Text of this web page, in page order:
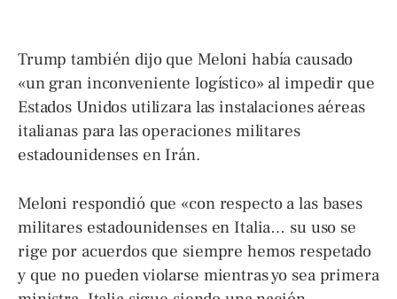
Trump también dijo que Meloni había causado
«un gran inconveniente logístico» al impedir que
Estados Unidos utilizara las instalaciones aéreas
italianas para las operaciones militares
estadounidenses en Irán.
Meloni respondió que «con respecto a las bases
militares estadounidenses en Italia… su uso se
rige por acuerdos que siempre hemos respetado
y que no pueden violarse mientras yo sea primera